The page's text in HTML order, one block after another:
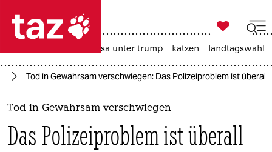
 taz zahl ich
taz zahl ich
themen
politik

taz zahl ich
usa unter trump katzen landtagswahl
Tod in Gewahrsam verschwiegen: Das Polizeiproblem ist überall
Tod in Gewahrsam verschwiegen
Das Polizeiproblem ist überall